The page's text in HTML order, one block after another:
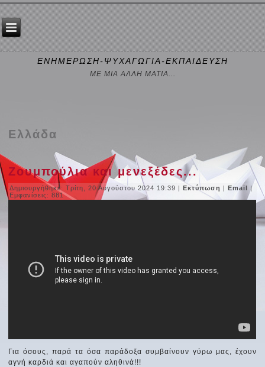
ΕΝΗΜΕΡΩΣΗ-ΨΥΧΑΓΩΓΙΑ-ΕΚΠΑΙΔΕΥΣΗ
ΜΕ ΜΙΑ ΑΛΛΗ ΜΑΤΙΑ...
Ελλάδα
Ζουμπούλια και μενεξέδες...
Δημιουργήθηκε: Τρίτη, 20 Αυγούστου 2024 19:39 |Εκτύπωση |Email |
Εμφανίσεις: 881
Για όσους, παρά τα όσα παράδοξα συμβαίνουν γύρω μας, έχουν
αγνή καρδιά και αγαπούν αληθινά!!!